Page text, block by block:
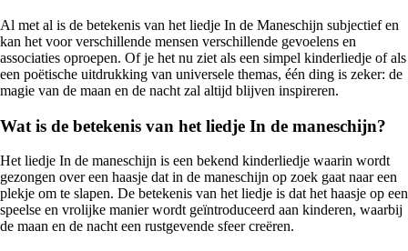
Al met al is de betekenis van het liedje In de Maneschijn subjectief en
kan het voor verschillende mensen verschillende gevoelens en
associaties oproepen. Of je het nu ziet als een simpel kinderliedje of als
een poëtische uitdrukking van universele themas, één ding is zeker: de
magie van de maan en de nacht zal altijd blijven inspireren.
Wat is de betekenis van het liedje In de maneschijn?
Het liedje In de maneschijn is een bekend kinderliedje waarin wordt
gezongen over een haasje dat in de maneschijn op zoek gaat naar een
plekje om te slapen. De betekenis van het liedje is dat het haasje op een
speelse en vrolijke manier wordt geïntroduceerd aan kinderen, waarbij
de maan en de nacht een rustgevende sfeer creëren.